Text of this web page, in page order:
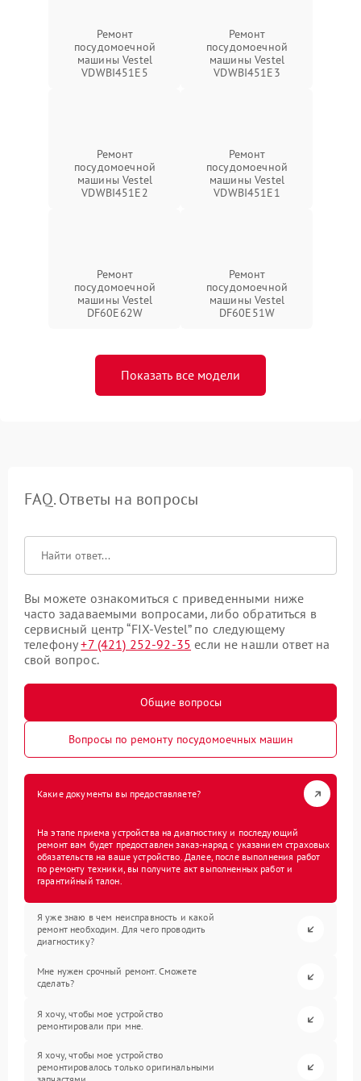
Ремонт
посудомоечной
машины Vestel
VDWBI451E5
Ремонт
посудомоечной
машины Vestel
VDWBI451E3
Ремонт
посудомоечной
машины Vestel
VDWBI451E2
Ремонт
посудомоечной
машины Vestel
VDWBI451E1
Ремонт
посудомоечной
машины Vestel
DF60E62W
Ремонт
посудомоечной
машины Vestel
DF60E51W
Показать все модели
FAQ. Ответы на вопросы
Вы можете ознакомиться с приведенными ниже
часто задаваемыми вопросами, либо обратиться в
сервисный центр “FIX-Vestel” по следующему
телефону+7 (421) 252-92-35 если не нашли ответ на
свой вопрос.
Общие вопросы
Вопросы по ремонту посудомоечных машин
Какие документы вы предоставляете?
На этапе приема устройства на диагностику и последующий
ремонт вам будет предоставлен заказ-наряд с указанием страховых
обязательств на ваше устройство. Далее, после выполнения работ
по ремонту техники, вы получите акт выполненных работ и
гарантийный талон.
Я уже знаю в чем неисправность и какой
ремонт необходим. Для чего проводить
диагностику?
Мне нужен срочный ремонт. Сможете
сделать?
Я хочу, чтобы мое устройство
ремонтировали при мне.
Я хочу, чтобы мое устройство
ремонтировалось только оригинальными